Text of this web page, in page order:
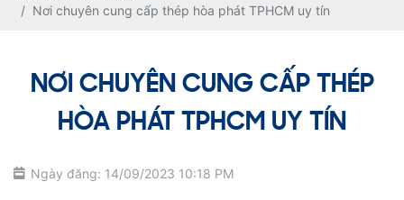
Nơi chuyên cung cấp thép hòa phát TPHCM uy tín
NƠI CHUYÊN CUNG CẤP THÉP
HÒA PHÁT TPHCM UY TÍN
Ngày đăng: 14/09/2023 10:18 PM